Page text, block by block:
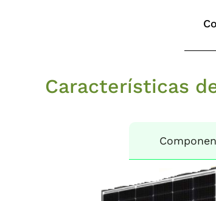
Características